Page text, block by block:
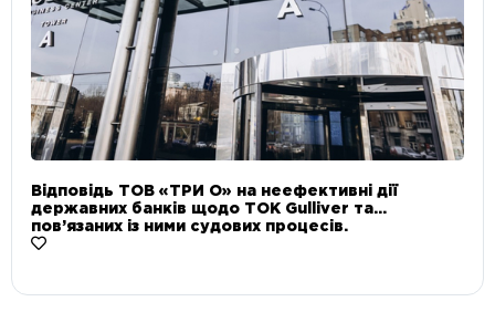
Відповідь ТОВ «ТРИ О» на неефективні дії
державних банків щодо ТОК Gulliver та
пов’язаних із ними судових процесів.